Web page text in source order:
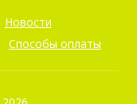
Новости
Способы оплаты